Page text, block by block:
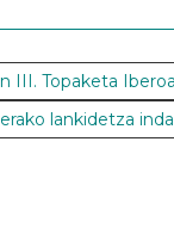
III. Topaketa
lankidetza